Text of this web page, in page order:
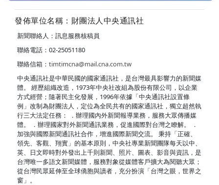
發佈單位名稱：財團法人中央通訊社
新聞聯絡人：訊息服務核稿員
聯絡電話：02-25051180
聯絡信箱： timtimcna@mail.cna.com.tw
中央通訊社是中華民國的國家通訊社，是台灣最具影響力的新聞媒
體。 經歷組織改造，1973年中央社改組為股份有限公司，以企業
方式經營；隨著民主化發展，1996年依據「中央通訊社設置條
例」改制為財團法人，定位為全民共有的國家通訊社，獨立超然執
行三大法定任務： ．辦理國內外新聞報導業務，服務大眾傳播媒
體。 ．辦理國家對外新聞通訊業務，促進國際對台灣之瞭解。 ．
加強與國際新聞通訊社合作，增進國際新聞交流。 秉持「正確、
領先、客觀、翔實」的基本原則，中央社專業新聞團隊每天以中、
英、日文即時對外發出上千則新聞、照片、圖表、影音與資訊，是
台灣唯一多語文新聞媒體，服務對象從媒體客戶擴大為閱聽大眾；
從台灣民眾延伸至全球僑胞與讀者，充分扮演「台灣之眼，世界之
窗」。